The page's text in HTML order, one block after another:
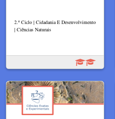
2.º Ciclo | Cidadania E Desenvolvimento
| Ciências Naturais